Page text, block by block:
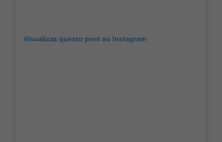
Visualizza questo post su Instagram